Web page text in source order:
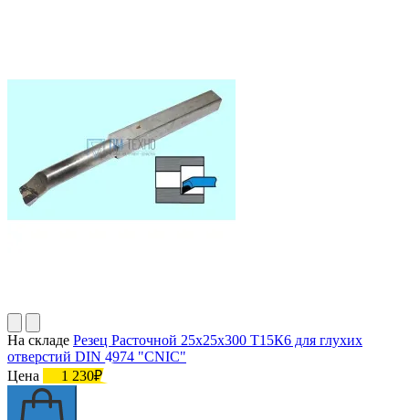
На складе Резец Расточной 25х25х300 Т15К6 для глухих
отверстий DIN 4974 "CNIC"
Цена
1 230₽